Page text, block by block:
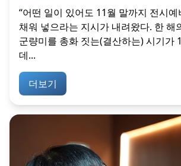
“어떤 일이 있어도 11월 말까지 전시
채워 넣으라는 지시가 내려왔다. 한 해
군량미를 총화 짓는(결산하는) 시기가
데...
더보기